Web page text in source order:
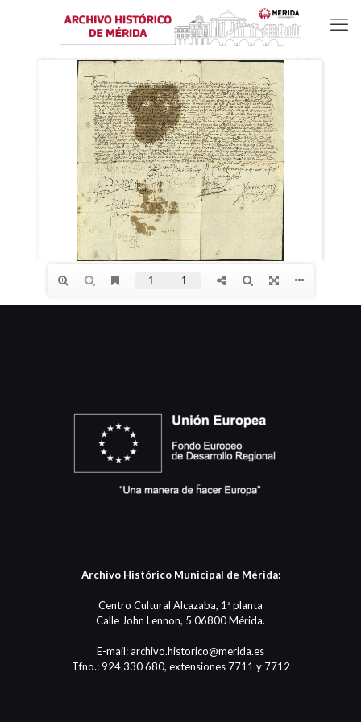
Archivo Histórico Municipal de Mérida:
Centro Cultural Alcazaba, 1ª planta
Calle John Lennon, 5 06800 Mérida.
E-mail: archivo.historico@merida.es
Tfno.: 924 330 680, extensiones 7711 y 7712